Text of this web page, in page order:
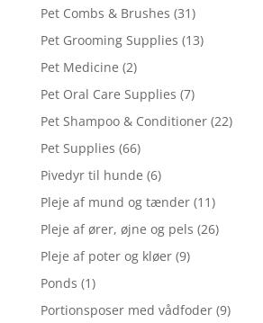
Pet Combs & Brushes (31)
Pet Grooming Supplies (13)
Pet Medicine (2)
Pet Oral Care Supplies (7)
Pet Shampoo & Conditioner (22)
Pet Supplies (66)
Pivedyr til hunde (6)
Pleje af mund og tænder (11)
Pleje af ører, øjne og pels (26)
Pleje af poter og kløer (9)
Ponds (1)
Portionsposer med vådfoder (9)